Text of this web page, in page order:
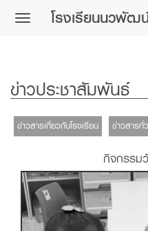
Toggle โรงเรียนนวพัฒ
ข่าวประชาสัมพันธ์
ข่าวสารเกี่ยวกับโรงเรียน ข่าวสารทั่
กิจกรรม